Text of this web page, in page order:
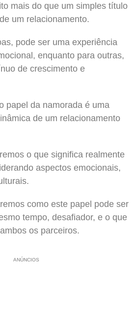
mais do que um simples título
um relacionamento.
pode ser uma experiência
enquanto para outras,
de crescimento e
papel da namorada é uma
de um relacionamento
o que significa realmente
aspectos emocionais,
como este papel pode ser
tempo, desafiador, e o que
os parceiros.
ANÚNCIOS